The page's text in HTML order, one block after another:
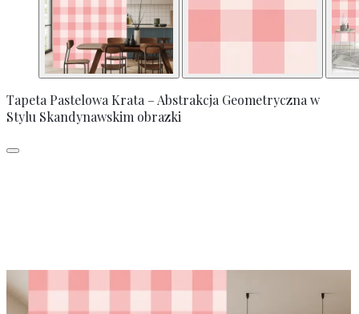
Tapeta Pastelowa Krata – Abstrakcja Geometryczna w
Stylu Skandynawskim obrazki